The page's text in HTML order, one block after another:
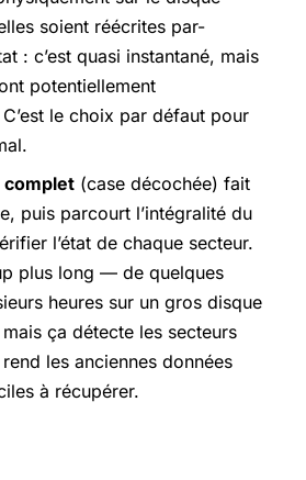
soient réécrites par-
: c’est quasi instantané, mais
potentiellement
le choix par défaut pour
complet (case décochée) fait
puis parcourt l’intégralité du
l’état de chaque secteur.
plus long — de quelques
heures sur un gros disque
ça détecte les secteurs
les anciennes données
à récupérer.